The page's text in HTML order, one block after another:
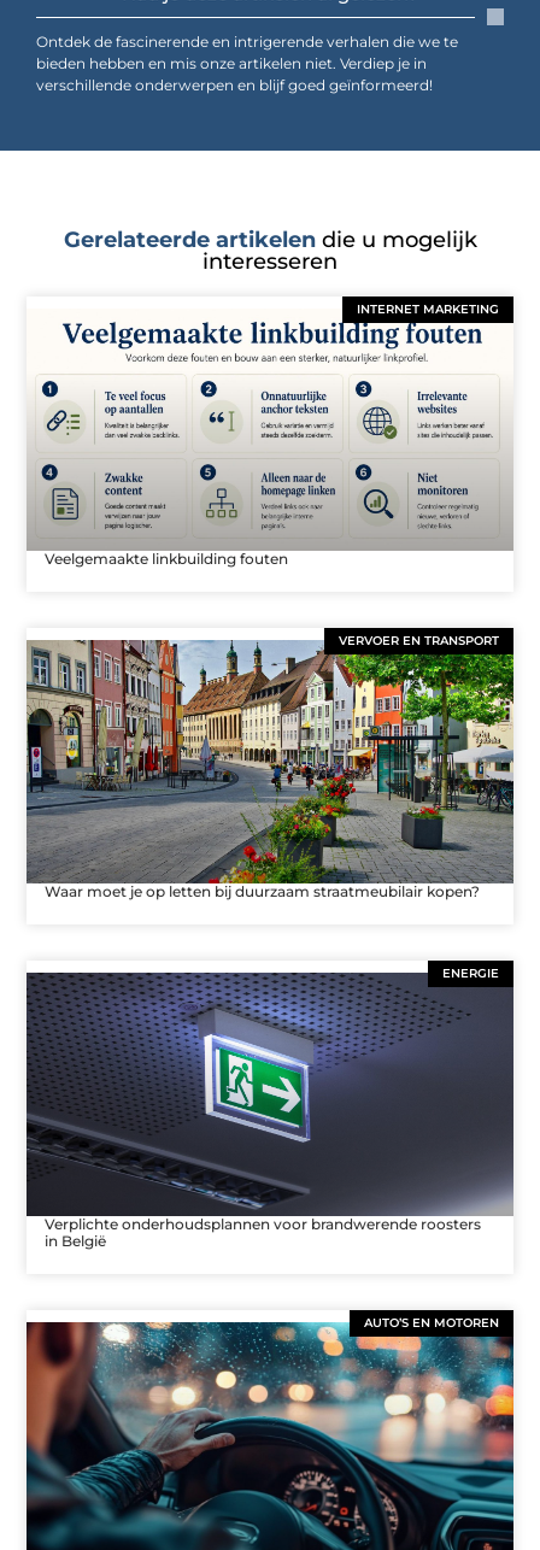
Ontdek de fascinerende en intrigerende verhalen die we te
bieden hebben en mis onze artikelen niet. Verdiep je in
verschillende onderwerpen en blijf goed geïnformeerd!
Gerelateerde artikelendie u mogelijk
interesseren
INTERNET MARKETING
Veelgemaakte linkbuilding fouten
VERVOER EN TRANSPORT
Waar moet je op letten bij duurzaam straatmeubilair kopen?
ENERGIE
Verplichte onderhoudsplannen voor brandwerende roosters
in België
AUTO’S EN MOTOREN